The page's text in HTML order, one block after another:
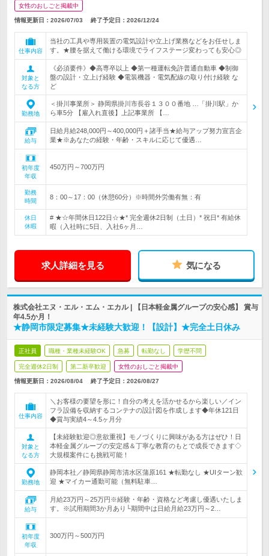
女性のおしごと掲載中
情報更新日：2026/07/03 終了予定日： 2026/12/24
仕事内容
当社の工具や専用装置の電気設計や立上げ業務などをお任せしま
す。★腰を据えて働ける環境でライフステージ変わっても安心◎
対象と
なる方
《必須要件》◆高専卒以上 ◆第一種運転免許普通自動車 ◆制御
盤の設計・立上げ経験 ◆電装機器・電気配線の取り付け経験 な
ど
勤務地
＜掛川事業所＞ 静岡県掛川市長谷１３００番地 …「掛川駅」か
ら車5分 【雇入れ直後】上記事業所 【…
給与
日給月給248,000円～400,000円＋諸手当★給与アップ努力宣言企
業★※あなたの経験・年齢・スキルに応じて優遇…
初年度
年収
450万円～700万円
勤務
時間
8：00～17：00（休憩60分）※時間外労働有無：有
休日
休暇
# ★☆年間休日122日☆★* 完全週休2日制（土日）* 祝日* 有給休
暇（入社時に5日、入社6ヶ月…
求人詳細を見る 気になる
株式会社エヌ・エル・エム・エカル | 【日本軽金属グループの安心感】 賞与
年4.5か月！
★静岡市限定募集★未経験大歓迎！【設計】★完全土日休み
正社員 職種・業種未経験OK 急募 転勤なし 学歴不問
完全週休2日制 第二新卒歓迎 女性のおしごと掲載中
情報更新日：2026/08/04 終了予定日： 2026/08/27
仕事内容
＼お客様の要望を形に！自分の考えを活かせるから楽しい／イン
フラ設備を収納するコンテナの設計図を作成します◆年休121日
◆賞与実績4～4.5ヶ月分
対象と
なる方
【未経験歓迎◎意欲重視】モノづくりに興味がある方はぜひ！日
本軽金属グループの安定感＆丁寧な教育のもとで成長できます◇
大規模案件にも挑戦可能！
勤務地
静岡本社／静岡県静岡市清水区蒲原161 ★転勤なし ★UIターン歓
迎 ★マイカー通勤可能（無料駐車…
給与
月給23万円～25万円※経験・年齢・資格など考慮し優遇いたしま
す。※試用期間3か月あり└期間中は日給月給23万円～2…
初年度
年収
300万円～500万円